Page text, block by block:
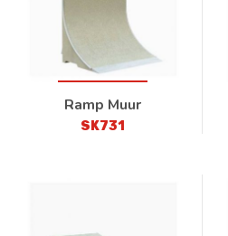
Ramp Muur
SK731